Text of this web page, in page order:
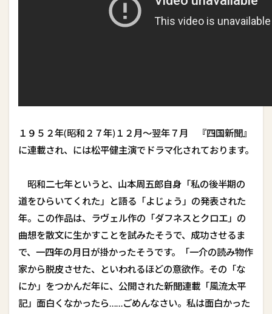
１９５２年(昭和２７年)１２月～翌年７月 『四国新聞』
に連載され、には松平健主演でドラマ化されております。
昭和二七年というと、山本周五郎自身「私の後半期の
道をひらいてくれた」と語る「よじょう」の発表された
年。この作品は、ラヴェル作の「ダフネスとクロエ」の
曲想を散文に生かすことを試みたそうで、成功させるま
で、一四年の月日が掛かったそうです。「一介の読み物作
家から脱皮させた、といわれるほどの意欲作。その「な
にか」をつかんだ年に、公開された新聞連載「風流太平
記」面白くなかったら……ごめんなさい。私は面白かった